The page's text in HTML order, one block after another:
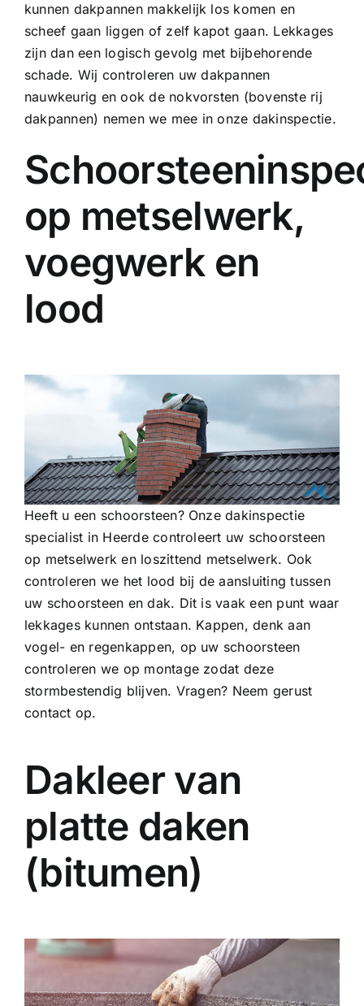
kunnen dakpannen makkelijk los komen en
scheef gaan liggen of zelf kapot gaan. Lekkages
zijn dan een logisch gevolg met bijbehorende
schade. Wij controleren uw dakpannen
nauwkeurig en ook de nokvorsten (bovenste rij
dakpannen) nemen we mee in onze dakinspectie.
op metselwerk,
voegwerk en
lood
Heeft u een schoorsteen? Onze dakinspectie
specialist in Heerde controleert uw schoorsteen
op metselwerk en loszittend metselwerk. Ook
controleren we het lood bij de aansluiting tussen
uw schoorsteen en dak. Dit is vaak een punt waar
lekkages kunnen ontstaan. Kappen, denk aan
vogel- en regenkappen, op uw schoorsteen
controleren we op montage zodat deze
stormbestendig blijven. Vragen? Neem gerust
contact op.
Dakleer van
platte daken
(bitumen)